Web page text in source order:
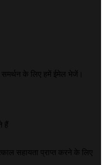
समर्थन के लिए हमें ईमेल भेजें।
हैं
सहायता प्राप्त करने के लिए